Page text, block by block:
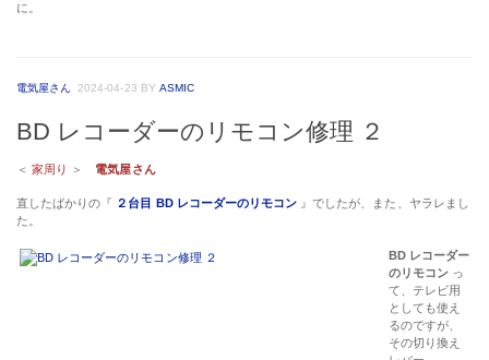
に。
電気屋さん 2024-04-23 BY ASMIC
BD レコーダーのリモコン修理 ２
＜家周り ＞ 電気屋さん
直したばかりの『 ２台目 BD レコーダーのリモコン 』でしたが、また、ヤラレまし
た。
BD レコーダー
のリモコン っ
て、テレビ用
としても使え
るのですが、
その切り換え